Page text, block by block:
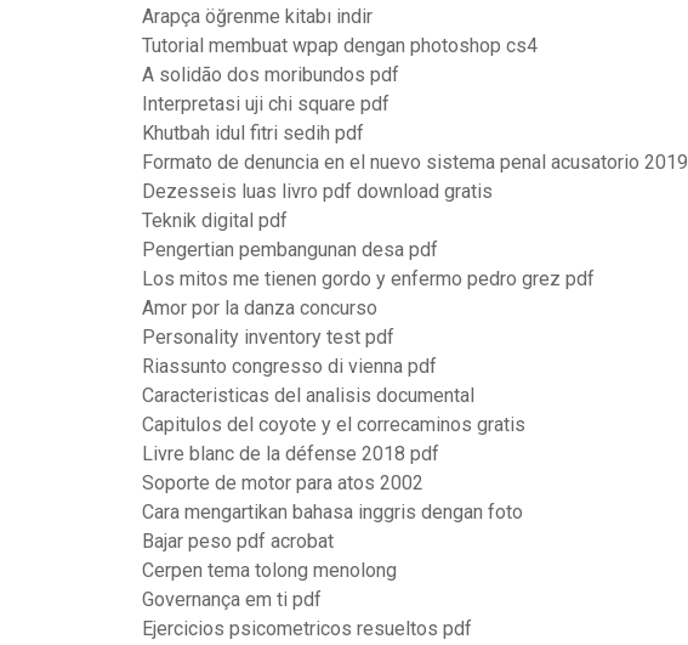
Arapça öğrenme kitabı indir
Tutorial membuat wpap dengan photoshop cs4
A solidão dos moribundos pdf
Interpretasi uji chi square pdf
Khutbah idul fitri sedih pdf
Formato de denuncia en el nuevo sistema penal acusatorio 2019
Dezesseis luas livro pdf download gratis
Teknik digital pdf
Pengertian pembangunan desa pdf
Los mitos me tienen gordo y enfermo pedro grez pdf
Amor por la danza concurso
Personality inventory test pdf
Riassunto congresso di vienna pdf
Caracteristicas del analisis documental
Capitulos del coyote y el correcaminos gratis
Livre blanc de la défense 2018 pdf
Soporte de motor para atos 2002
Cara mengartikan bahasa inggris dengan foto
Bajar peso pdf acrobat
Cerpen tema tolong menolong
Governança em ti pdf
Ejercicios psicometricos resueltos pdf